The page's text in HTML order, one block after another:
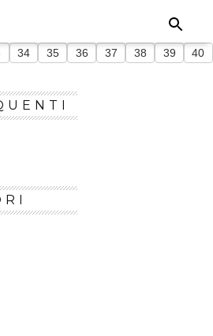
34 35 36 37 38 39 40